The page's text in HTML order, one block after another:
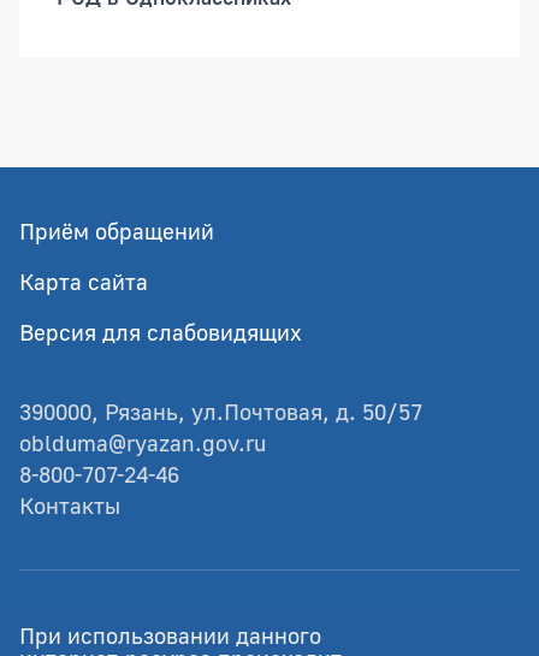
Приём обращений
Карта сайта
Версия для слабовидящих
390000, Рязань, ул.Почтовая, д. 50/57
oblduma@ryazan.gov.ru
8-800-707-24-46
Контакты
© Рязанская областная Дума
При использовании данного